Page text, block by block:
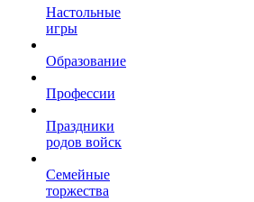
Настольные
игры
Образование
Профессии
Праздники
родов войск
Семейные
торжества